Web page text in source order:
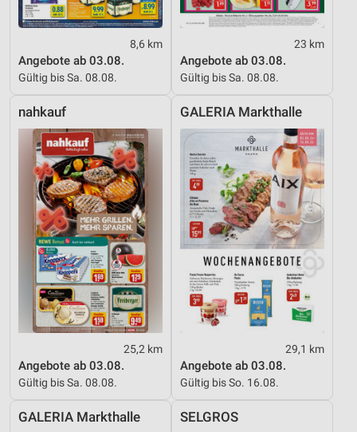
8,6 km
Angebote ab 03.08.
Gültig bis Sa. 08.08.
23 km
Angebote ab 03.08.
Gültig bis Sa. 08.08.
nahkauf
25,2 km
Angebote ab 03.08.
Gültig bis Sa. 08.08.
GALERIA Markthalle
29,1 km
Angebote ab 03.08.
Gültig bis So. 16.08.
GALERIA Markthalle SELGROS
Verwendung reduzierter Daten zur Auswahl von
IAB-Besonderheiten:
Informationen identifizieren
Nicht-IAB-Verarbeitungszwecke:
Notwendig
Performance
Funktional
Werbung